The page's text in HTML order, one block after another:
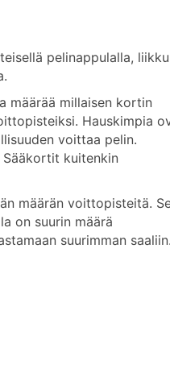
pelinappulalla,
määrää millaisen kortin
Hauskimpia
voittaa pelin.
kuitenkin
määrän voittopisteitä.
on suurin määrä
suurimman saaliin.